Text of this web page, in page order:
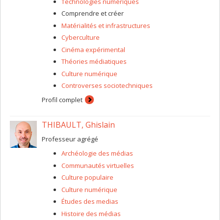
Comprendre et créer
Matérialités et infrastructures
Cyberculture
Cinéma expérimental
Théories médiatiques
Culture numérique
Controverses sociotechniques
Profil complet
THIBAULT, Ghislain
Professeur agrégé
Archéologie des médias
Communautés virtuelles
Culture populaire
Culture numérique
Études des medias
Histoire des médias